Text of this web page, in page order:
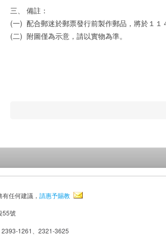
三、
備註：
(一) 配合郵迷於郵票發行前製作郵品，將於１１
(二) 附圖僅為示意，請以實物為準。
任何建議， 請惠予賜教
55號
2393-1261、2321-3625